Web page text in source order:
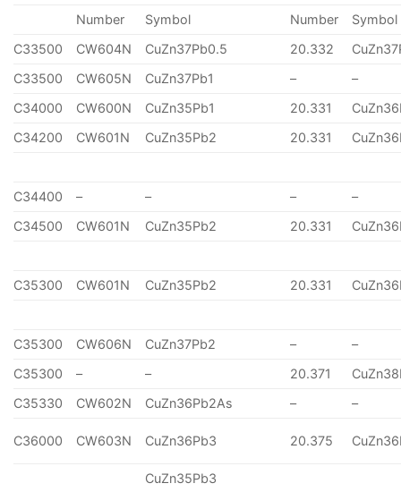
Number Symbol Number
Symbol
C33500
CW604N CuZn37Pb0.5 20.332
C33500
CW605N CuZn37Pb1 –
–
C34000
CW600N CuZn35Pb1 20.331
C34200
CW601N CuZn35Pb2 20.331
C34400 – – –
–
C34500
CW601N CuZn35Pb2 20.331
C35300 CW601N CuZn35Pb2 20.331
C35300 CW606N CuZn37Pb2 –
–
C35300
– – 20.371
C35330
CW602N CuZn36Pb2As – –
C36000 CW603N CuZn36Pb3 20.375
CuZn35Pb3